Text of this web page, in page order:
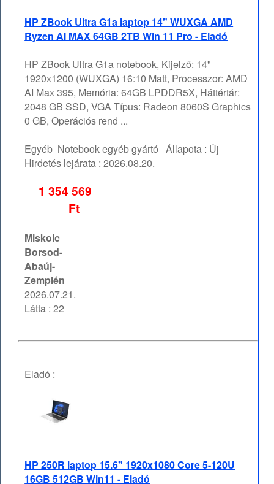
HP ZBook Ultra G1a laptop 14" WUXGA AMD
Ryzen AI MAX 64GB 2TB Win 11 Pro - Eladó
HP ZBook Ultra G1a notebook, Kijelző: 14"
1920x1200 (WUXGA) 16:10 Matt, Processzor: AMD
AI Max 395, Memória: 64GB LPDDR5X, Háttértár:
2048 GB SSD, VGA Típus: Radeon 8060S Graphics
0 GB, Operációs rend ...
Egyéb Notebook egyéb gyártó Állapota : Új
Hirdetés lejárata :2026.08.20.
1 354 569
Ft
Miskolc
Borsod-
Abaúj-
Zemplén
2026.07.21.
Látta : 22
Eladó :
HP 250R laptop 15.6" 1920x1080 Core 5-120U
16GB 512GB Win11 - Eladó